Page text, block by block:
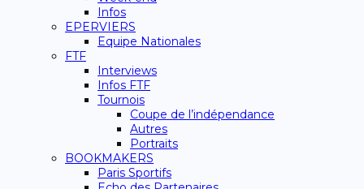
Infos
EPERVIERS
Equipe Nationales
FTF
Interviews
Infos FTF
Tournois
Coupe de l’indépendance
Autres
Portraits
BOOKMAKERS
Paris Sportifs